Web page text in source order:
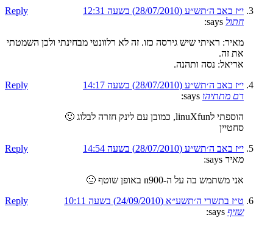
י״ז באב ה׳תש״ע (28/07/2010) בשעה 12:31
Reply
חתול says:
מאיר: ראיתי שיש גירסה כזו. זה לא רלוונטי מבחינתי ולכן השמטתי
את זה.
אריאל: נסה ותהנה.
י״ז באב ה׳תש״ע (28/07/2010) בשעה 14:17
Reply
רם מתתיהו says:
הוספתי לlinuXfun, כמובן עם לינק חזרה לבלוג 🙂
סחטיין
י״ז באב ה׳תש״ע (28/07/2010) בשעה 14:54
Reply
מאיר says:
אני משתמש בה על ה-n900 באופן שוטף 🙂
ט״ז בתשרי ה׳תשע״א (24/09/2010) בשעה 10:11
Reply
שזיף says: